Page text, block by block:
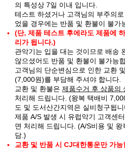
의 특성상 7일 이내 입니다.
테스트 하셨거나 고객님의 부주의
었을 경우에는 반품 및 환불이 불가
(단, 제품 테스트 후에라도 제품에
리가 됩니다.)
관악기는 입을 대는 것이므로 배송
않으셨어도 반품 및 환불이 불가능
고객님의 단순변심으로 인한 교환
(7,000원)를 부담해 주셔야 합니다.
교환 및 환불은 제품수거 후 상품의
처리해 드립니다. (왕복 택배비
도 및 도서산간지역은 실비청구됩
제품 A/S 발생 시 유럽악기 고객센
면 처리해 드립니다. (A/S비용 및
담.)
교환 및 반품 시 CJ대한통운만 가능